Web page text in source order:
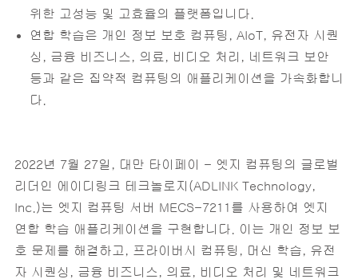
위한 고성능 및 고효율의 플랫폼입니다.
연합 학습은 개인 정보 보호 컴퓨팅, AIoT, 유전자 시퀀
싱, 금융 비즈니스, 의료, 비디오 처리, 네트워크 보안
등과 같은 집약적 컴퓨팅의 애플리케이션을 가속화합니
다.
‎2022년 7월 27일, 대만 타이페이 - 엣지 컴퓨팅의 글로벌
리더인 에이디링크 테크놀로지(ADLINK Technology,
Inc.)는 엣지 컴퓨팅 서버 MECS-7211를 사용하여 엣지
연합 학습 애플리케이션을 구현합니다. 이는 개인 정보 보
호 문제를 해결하고, 프라이버시 컴퓨팅, 머신 학습, 유전
자 시퀀싱, 금융 비즈니스, 의료, 비디오 처리 및 네트워크